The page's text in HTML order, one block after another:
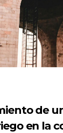
de
en la